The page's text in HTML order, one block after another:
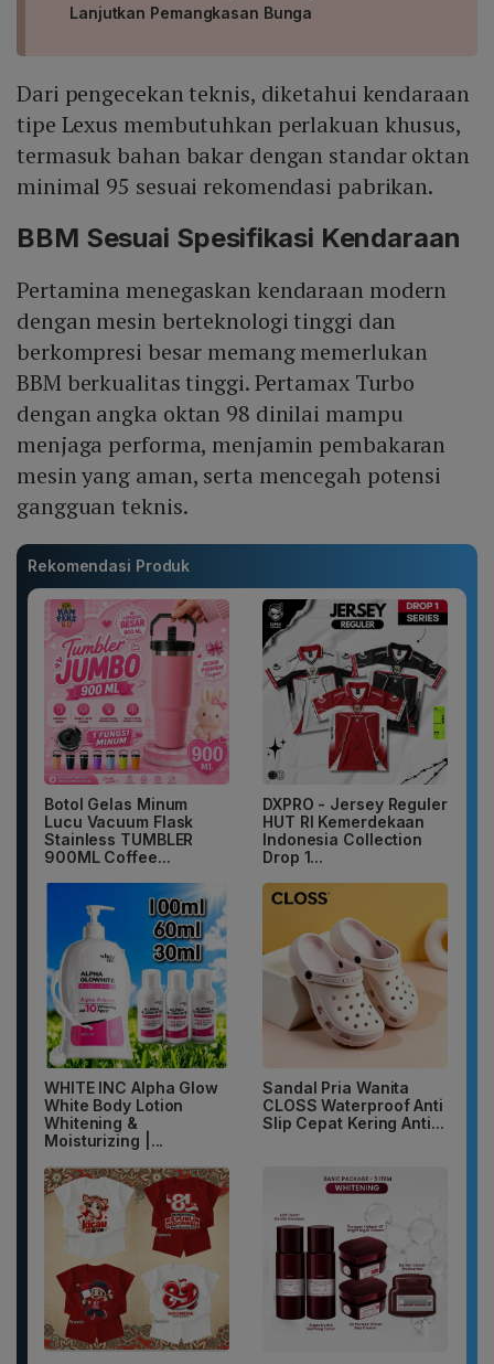
Lanjutkan Pemangkasan Bunga
Dari pengecekan teknis, diketahui kendaraan
tipe Lexus membutuhkan perlakuan khusus,
termasuk bahan bakar dengan standar oktan
minimal 95 sesuai rekomendasi pabrikan.
BBM Sesuai Spesifikasi Kendaraan
Pertamina menegaskan kendaraan modern
dengan mesin berteknologi tinggi dan
berkompresi besar memang memerlukan
BBM berkualitas tinggi. Pertamax Turbo
dengan angka oktan 98 dinilai mampu
menjaga performa, menjamin pembakaran
mesin yang aman, serta mencegah potensi
gangguan teknis.
Rekomendasi Produk
Botol Gelas Minum
Lucu Vacuum Flask
Stainless TUMBLER
900ML Coffee...
DXPRO - Jersey Reguler
HUT RI Kemerdekaan
Indonesia Collection
Drop 1...
WHITE INC Alpha Glow
White Body Lotion
Whitening &
Moisturizing |...
Sandal Pria Wanita
CLOSS Waterproof Anti
Slip Cepat Kering Anti...